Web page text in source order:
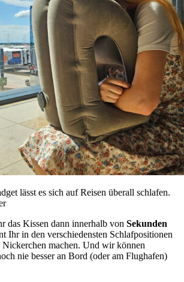
lässt es sich auf Reisen überall schlafen.
das Kissen dann innerhalb von Sekunden
Ihr in den verschiedensten Schlafpositionen
machen. Und wir können
nie besser an Bord (oder am Flughafen)